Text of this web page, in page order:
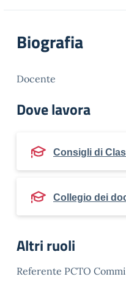
Biografia
Docente
Dove lavora
Consigli di
Collegio dei
Altri ruoli
Referente PCTO